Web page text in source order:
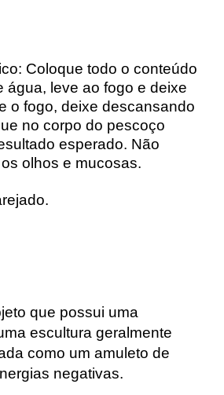
Coloque todo o conteúdo
água, leve ao fogo e deixe
o fogo, deixe descansando
no corpo do pescoço
esperado. Não
olhos e mucosas.
que possui uma
escultura geralmente
como um amuleto de
negativas.